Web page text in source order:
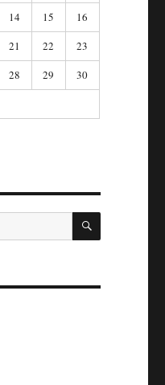
14 15
16
21 22
23
28 29
30
SUCHEN